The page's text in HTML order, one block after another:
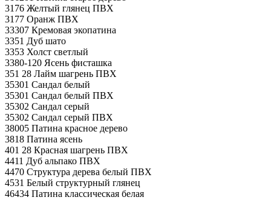
3176 Желтый глянец ПВХ
3177 Оранж ПВХ
33307 Кремовая экопатина
3351 Дуб шато
3353 Холст светлый
3380-120 Ясень фисташка
351 28 Лайм шагрень ПВХ
35301 Сандал белый
35301 Сандал белый ПВХ
35302 Сандал серый
35302 Сандал серый ПВХ
38005 Патина красное дерево
3818 Патина ясень
401 28 Красная шагрень ПВХ
4411 Дуб альпако ПВХ
4470 Структура дерева белый ПВХ
4531 Белый структурный глянец
46434 Патина классическая белая